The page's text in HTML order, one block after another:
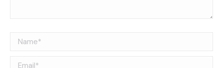
Name *
Email *